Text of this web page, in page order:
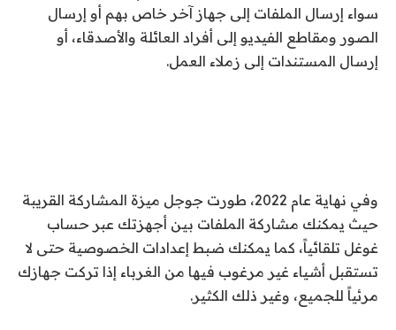
سواء إرسال الملفات إلى جهاز آخر خاص بهم أو إرسال
الصور ومقاطع الفيديو إلى أفراد العائلة والأصدقاء، أو
إرسال المستندات إلى زملاء العمل.
وفي نهاية عام 2022، طورت جوجل ميزة المشاركة القريبة
حيث يمكنك مشاركة الملفات بين أجهزتك عبر حساب
غوغل تلقائياً، كما يمكنك ضبط إعدادات الخصوصية حتى لا
تستقبل أشياء غير مرغوب فيها من الغرباء إذا تركت جهازك
مرئياً للجميع، وغير ذلك الكثير.